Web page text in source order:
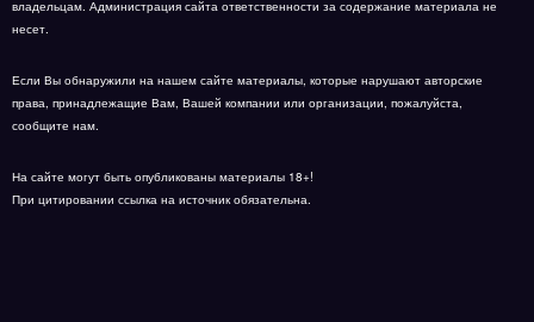
владельцам. Администрация сайта ответственности за содержание материала не
несет.
Если Вы обнаружили на нашем сайте материалы, которые нарушают авторские
права, принадлежащие Вам, Вашей компании или организации, пожалуйста,
сообщите нам.
На сайте могут быть опубликованы материалы 18+!
При цитировании ссылка на источник обязательна.